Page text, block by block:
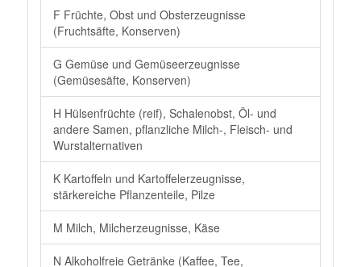
F Früchte, Obst und Obsterzeugnisse
(Fruchtsäfte, Konserven)
G Gemüse und Gemüseerzeugnisse
(Gemüsesäfte, Konserven)
H Hülsenfrüchte (reif), Schalenobst, Öl- und
andere Samen, pflanzliche Milch-, Fleisch- und
Wurstalternativen
K Kartoffeln und Kartoffelerzeugnisse,
stärkereiche Pflanzenteile, Pilze
M Milch, Milcherzeugnisse, Käse
N Alkoholfreie Getränke (Kaffee, Tee,